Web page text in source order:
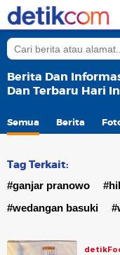
Berita Dan
Dan Terbaru Hari
Semua Berita
Tag Terkait:
#ganjar pranowo
#wedangan basuki